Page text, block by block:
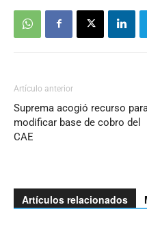
Artículo anterior
Suprema acogió recurso
modificar base de cobro del
CAE
Artículos relacionados